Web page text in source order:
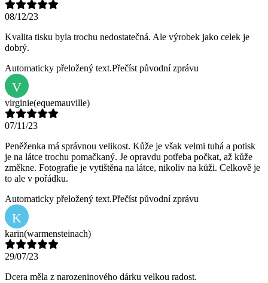
08/12/23
Kvalita tisku byla trochu nedostatečná. Ale výrobek jako celek je
dobrý.
Automaticky přeložený text.Přečíst původní zprávu
V
virginie(equemauville)
07/11/23
Peněženka má správnou velikost. Kůže je však velmi tuhá a potisk
je na látce trochu pomačkaný. Je opravdu potřeba počkat, až kůže
změkne. Fotografie je vytištěna na látce, nikoliv na kůži. Celkově je
to ale v pořádku.
Automaticky přeložený text.Přečíst původní zprávu
K
karin(warmensteinach)
29/07/23
Dcera měla z narozeninového dárku velkou radost.